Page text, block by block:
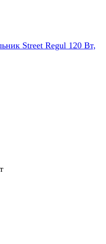
Street Regul 120 Вт,